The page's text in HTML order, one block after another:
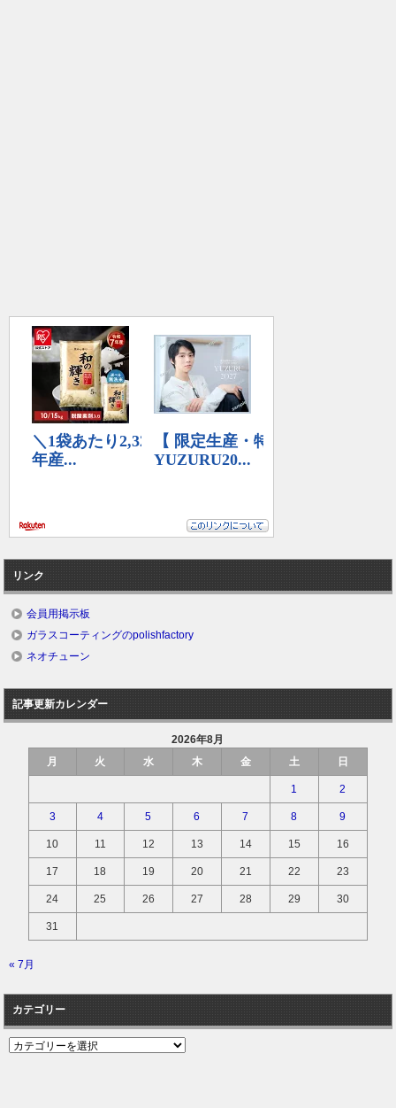
リンク
会員用掲示板
ガラスコーティングのpolishfactory
ネオチューン
記事更新カレンダー
2026年8月
月
火 水 木 金 土 日
1 2
3 4 5 6 7 8 9
10 11 12 13 14 15 16
17 18 19 20 21 22 23
24 25 26 27 28 29 30
31
« 7月
カテゴリー
カ